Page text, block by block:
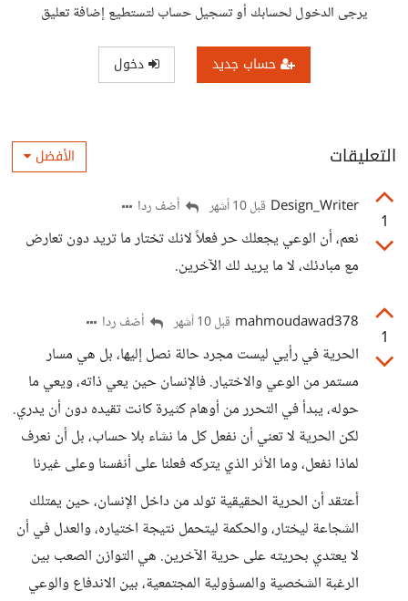
يرجى الدخول لحسابك أو تسجيل حساب لتستطيع إضافة تعليق
حساب جديد دخول
التعليقات الأفضل
1
Design_Writer قبل 10 أشهر أضف ردا
نعم، أن الوعي يجعلك حر فعلاً لانك تختار ما تريد دون تعارض
مع مبادئك، لا ما يريد لك الآخرين.
1
mahmoudawad378 قبل 10 أشهر أضف ردا
الحرية في رأيي ليست مجرد حالة نصل إليها، بل هي مسار
مستمر من الوعي والاختيار. فالإنسان حين يعي ذاته، ويعي ما
حوله، يبدأ في التحرر من أوهام كثيرة كانت تقيده دون أن يدري.
لكن الحرية لا تعني أن نفعل كل ما نشاء بلا حساب، بل أن نعرف
لماذا نفعل، وما الأثر الذي يتركه فعلنا على أنفسنا وعلى غيرنا
أعتقد أن الحرية الحقيقية تولد من داخل الإنسان، حين يمتلك
الشجاعة ليختار، والحكمة ليتحمل نتيجة اختياره، والعدل في أن
لا يعتدي بحريته على حرية الآخرين. هي التوازن الصعب بين
الرغبة الشخصية والمسؤولية المجتمعية، بين الاندفاع والوعي